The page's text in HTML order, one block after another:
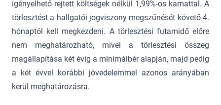
igényelhető rejtett költségek nélkül 1,99%-os kamattal. A
törlesztést a hallgatói jogviszony megszűnését követő 4.
hónaptól kell megkezdeni. A törlesztési futamidő előre
nem meghatározható, mivel a törlesztési összeg
magállapítása két évig a minimálbér alapján, majd pedig
a két évvel korábbi jövedelemmel azonos arányában
kerül meghatározásra.